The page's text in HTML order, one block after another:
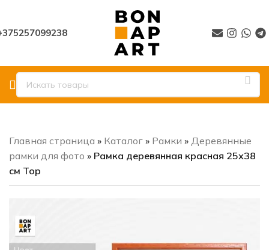
Главная страница » Каталог » Рамки » Деревянные
рамки для фото » Рамка деревянная красная 25х38
см Тор